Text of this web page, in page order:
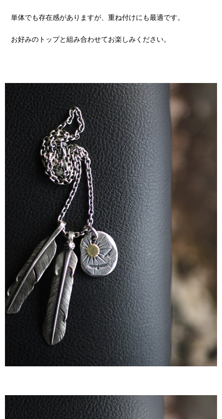
単体でも存在感がありますが、重ね付けにも最適です。
お好みのトップと組み合わせてお楽しみください。